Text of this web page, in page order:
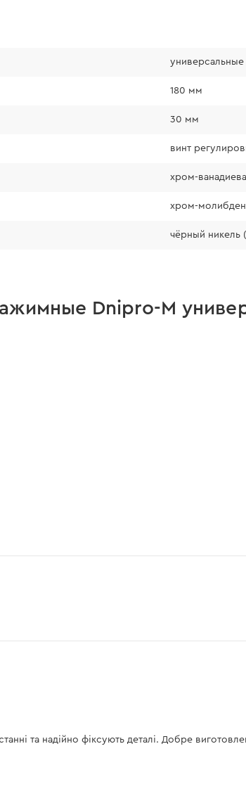
универсальные
180 мм
30 мм
винт
хром-
хром-
чёрный никель
Dnipro-M
та надійно фіксують деталі. Добре